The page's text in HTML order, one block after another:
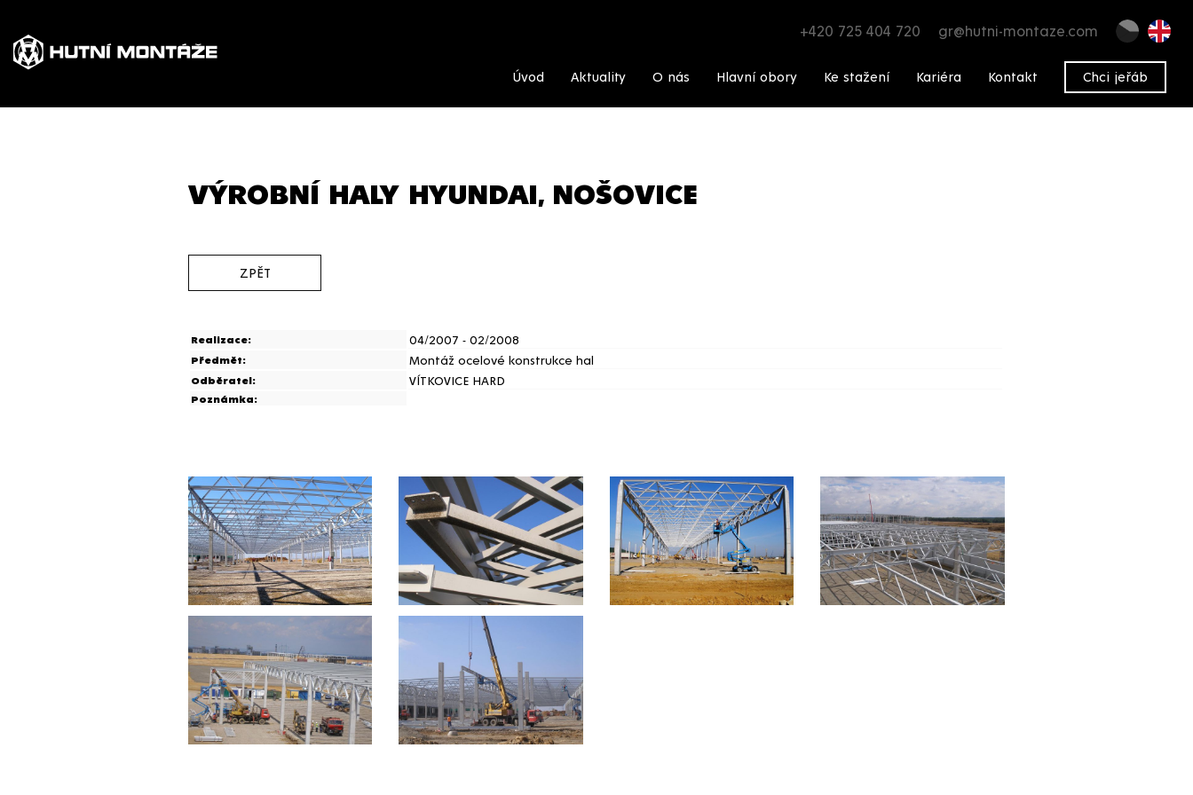
+420 725 404 720 gr@hutni-montaze.com
Úvod Aktuality O nás Hlavní obory Ke stažení Kariéra Kontakt Chci jeřáb
VÝROBNÍ HALY HYUNDAI, NOŠOVICE
ZPĚT
Realizace: 04/2007 - 02/2008
Předmět: Montáž ocelové konstrukce hal
Odběratel: VÍTKOVICE HARD
Poznámka: